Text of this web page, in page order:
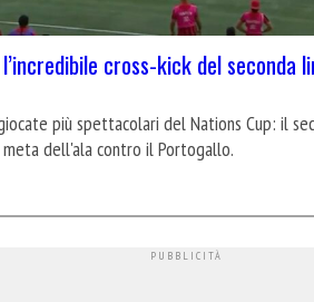
cross-kick del seconda
più spettacolari del Nations Cup: il
dell'ala contro il Portogallo.